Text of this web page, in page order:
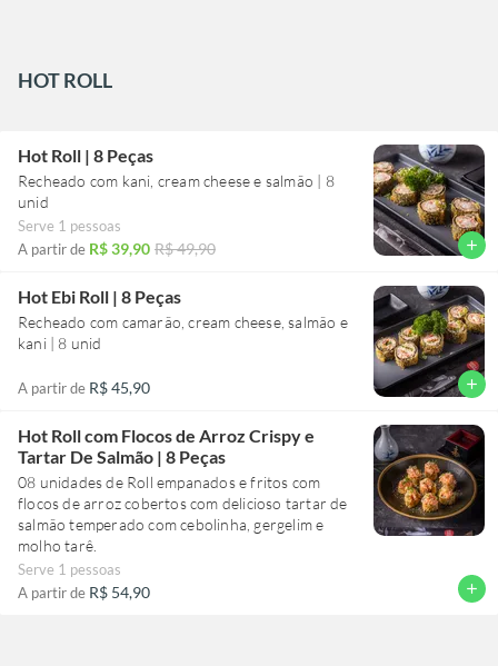
HOT ROLL
Hot Roll | 8 Peças
Recheado com kani, cream cheese e salmão | 8
unid
Serve 1 pessoas
A partir de R$ 39,90 R$ 49,90 add
Hot Ebi Roll | 8 Peças
Recheado com camarão, cream cheese, salmão e
kani | 8 unid
A partir de R$ 45,90 add
Hot Roll com Flocos de Arroz Crispy e
Tartar De Salmão | 8 Peças
08 unidades de Roll empanados e fritos com
flocos de arroz cobertos com delicioso tartar de
salmão temperado com cebolinha, gergelim e
molho tarê.
Serve 1 pessoas
A partir de R$ 54,90 add